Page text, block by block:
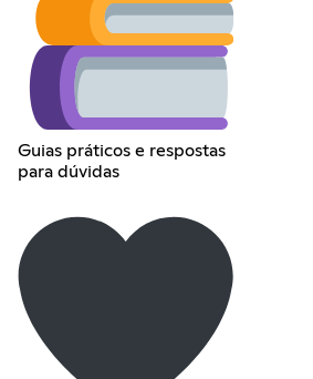
Guias práticos e respostas
para dúvidas